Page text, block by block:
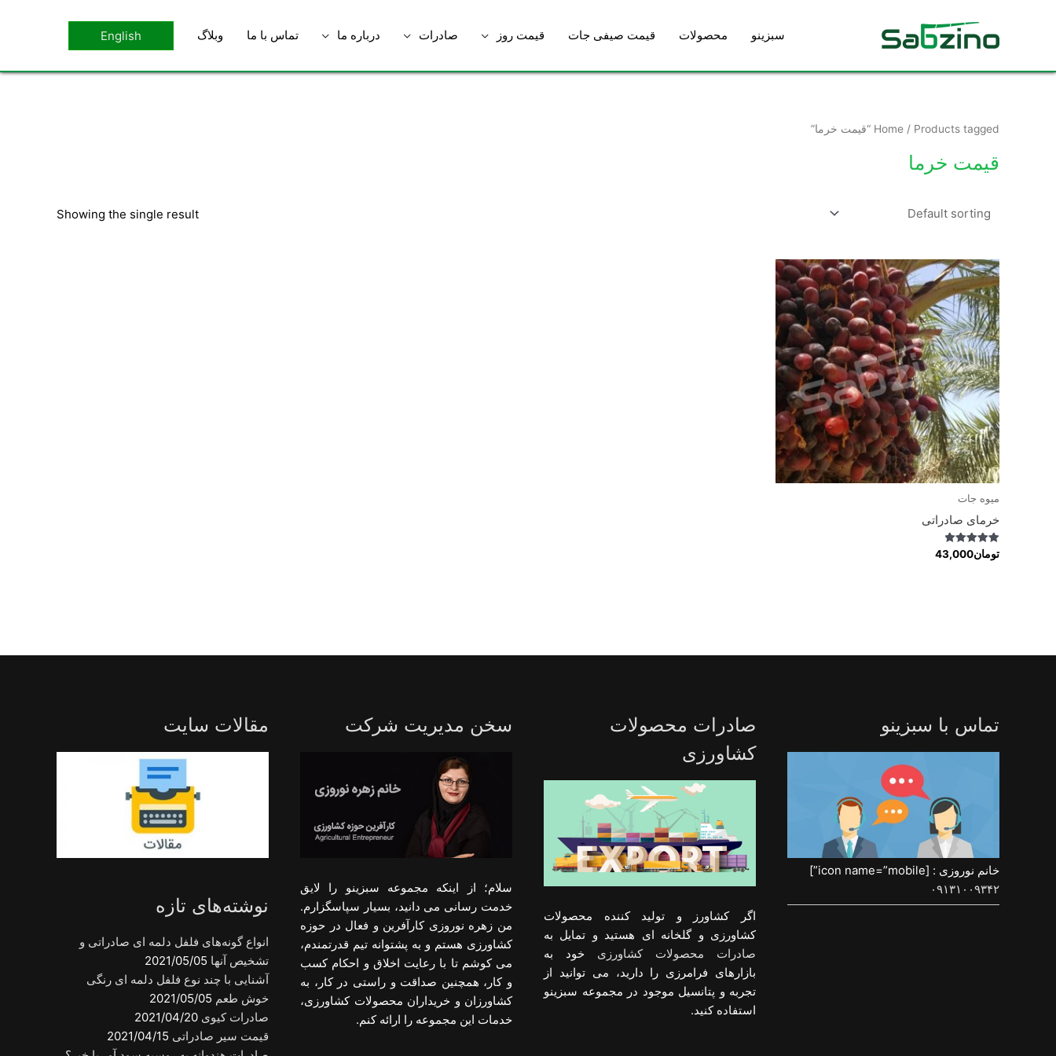
سبزینو محصولات قیمت صیفی جات قیمت روز صادرات درباره ما تماس با ما وبلاگ English
Home / Products tagged “قیمت خرما”
قیمت خرما
Showing the single result
میوه جات
خرمای صادراتی
Rated
5.00
تومان43,000
تماس با سبزینو
خانم نوروزی : [icon name=”mobile”]
۰۹۱۳۱۰۰۹۳۴۲
صادرات محصولات
کشاورزی
اگر کشاورز و تولید کننده محصولات
کشاورزی و گلخانه ای هستید و تمایل به
صادرات محصولات کشاورزی خود به
بازارهای فرامرزی را دارید، می توانید از
تجربه و پتانسیل موجود در مجموعه سبزینو
استفاده کنید.
سخن مدیریت شرکت
سلام؛ از اینکه مجموعه سبزینو را لایق
خدمت رسانی می دانید، بسیار سپاسگزارم.
من زهره نوروزی کارآفرین و فعال در حوزه
کشاورزی هستم و به پشتوانه تیم قدرتمندم،
می کوشم تا با رعایت اخلاق و احکام کسب
و کار، همچنین صداقت و راستی در کار، به
کشاورزان و خریداران محصولات کشاورزی،
خدمات این مجموعه را ارائه کنم.
مقالات سایت
نوشته‌های تازه
انواع گونه‌های فلفل دلمه ای صادراتی و
تشخیص آنها 2021/05/05
آشنایی با چند نوع فلفل دلمه ای رنگی
خوش طعم 2021/05/05
صادرات کیوی 2021/04/20
قیمت سیر صادراتی 2021/04/15